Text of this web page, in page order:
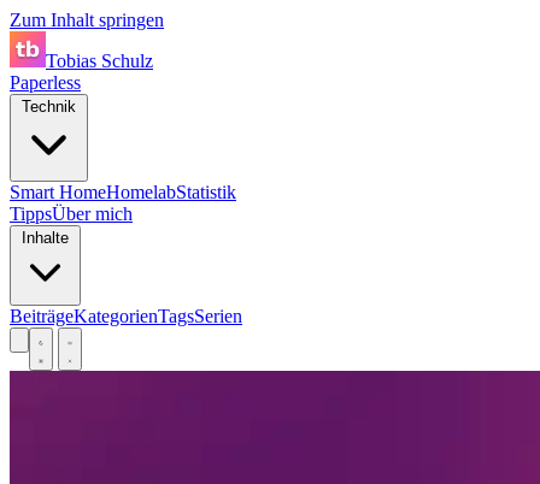
Zum Inhalt springen
Tobias Schulz
Paperless
Smart HomeHomelabStatistik
TippsÜber mich
BeiträgeKategorienTagsSerien